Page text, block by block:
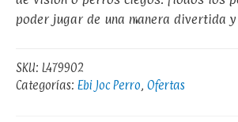
poder jugar de una manera divertida
SKU: L479902
Categorías: Ebi Joc Perro, Ofertas